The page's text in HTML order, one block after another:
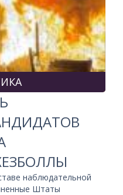
наблюдательной
Штаты